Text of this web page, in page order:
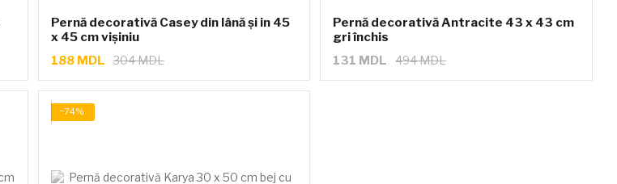
Pernă decorativă Casey din lână și in 45
x 45 cm vișiniu
304 MDL
188 MDL
Pernă decorativă Antracite 43 x 43 cm
gri închis
494 MDL
131 MDL
−74%